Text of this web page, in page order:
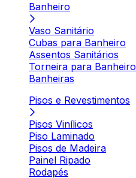
Banheiro
Vaso Sanitário
Cubas para Banheiro
Assentos Sanitários
Torneira para Banheiro
Banheiras
Pisos e Revestimentos
Pisos Vinílicos
Piso Laminado
Pisos de Madeira
Painel Ripado
Rodapés